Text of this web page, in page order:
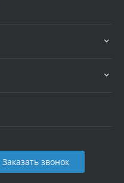
Заказать звонок